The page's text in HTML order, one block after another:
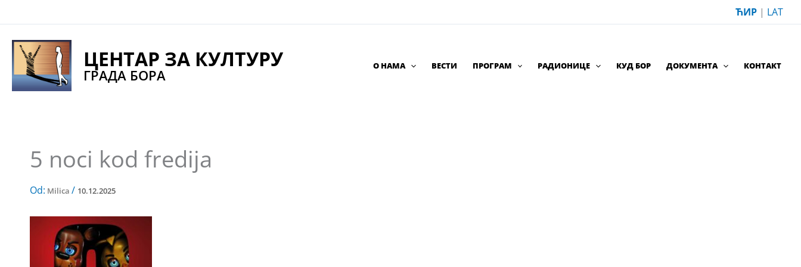
na
sadržaj
ЋИР | LAT
ЦЕНТАР ЗА КУЛТУРУ
ГРАДА БОРА
О НАМА ВЕСТИ ПРОГРАМ РАДИОНИЦЕ КУД БОР ДОКУМЕНТА КОНТАКТ
5 noci kod fredija
Od: Milica / 10.12.2025